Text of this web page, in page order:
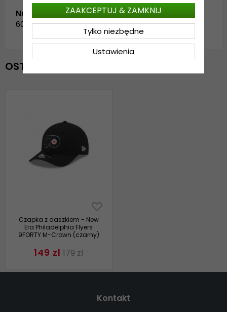
Numer artykułu:
60756119.940mc.phifly
OSTATNIO OGLĄDANE
Czapka z daszkiem - New
Era Philadelphia Flyers
9FORTY M-Crown (czarny)
149 zl 179 zl
Kontakt
Ustawienia
Tylko niezbędne
ZAAKCEPTUJ & ZAMKNIJ